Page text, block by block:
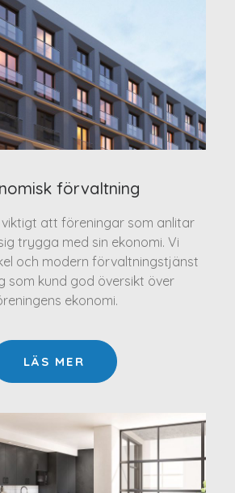
förvaltning
att föreningar som anlitar
trygga med sin ekonomi. Vi
och modern förvaltningstjänst
som kund god översikt över
ekonomi.
LÄS MER